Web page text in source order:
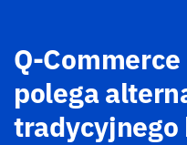
Q-
polega
tradycyjnego